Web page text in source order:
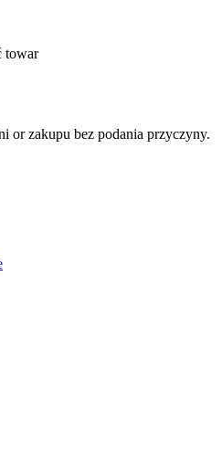
towar
or zakupu bez podania przyczyny.